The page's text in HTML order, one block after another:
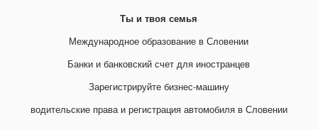
Ты и твоя семья
Международное образование в Словении
Банки и банковский счет для иностранцев
Зарегистрируйте бизнес-машину
водительские права и регистрация автомобиля в Словении